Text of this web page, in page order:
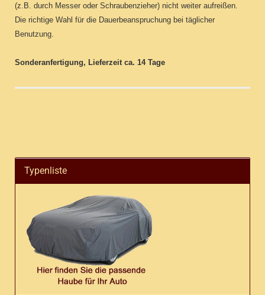
(z.B. durch Messer oder Schraubenzieher) nicht weiter aufreißen.
Die richtige Wahl für die Dauerbeanspruchung bei täglicher
Benutzung.
Sonderanfertigung, Lieferzeit ca. 14 Tage
Typenliste